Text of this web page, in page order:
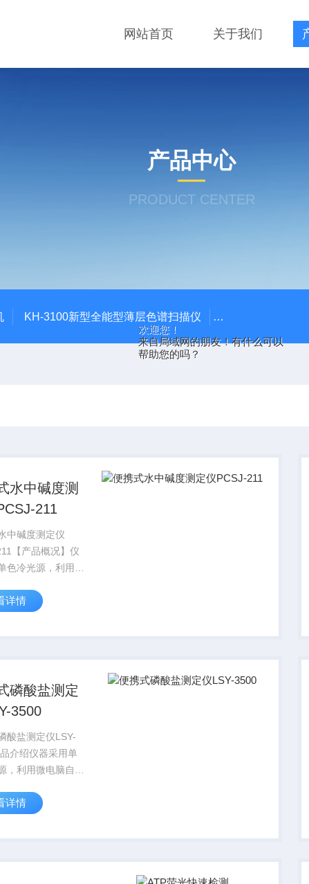
欢迎您！
来自局域网的朋友！有什么可以
帮助您的吗？
网站首页 关于我们
产品中心
PRODUCT CENTER
KH-3100新型全能型薄层色谱扫描仪 DGJ-03电工技术
水中碱度测
211
中碱度测定仪
【产品概况】仪
色冷光源，利用微
碱度浓度值。
面水、污水和工业
详情
磷酸盐测定
3500
酸盐测定仪LSY-
介绍仪器采用单
，利用微电脑自动
度值。广泛于饮用
水的测定。
详情